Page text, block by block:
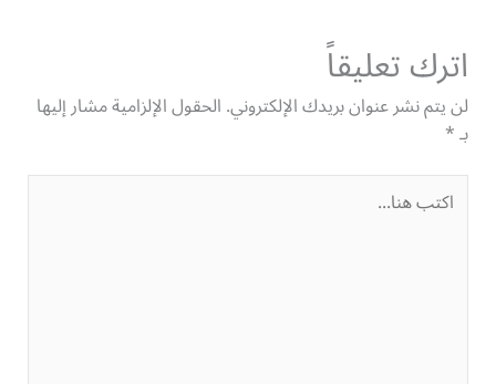
اترك تعليقاً
لن يتم نشر عنوان بريدك الإلكتروني.الحقول الإلزامية مشار إليها
بـ*
اكتب
هنا...